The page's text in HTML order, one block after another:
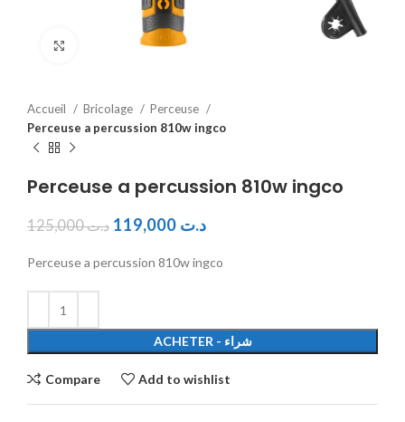
Click to enlarge
Accueil Bricolage
Perceuse
Perceuse a percussion 810w ingco
Perceuse a percussion 810w ingco
د.ت125,000 د.ت
Perceuse a percussion 810w ingco
ACHETER - شراء
Compare Add to wishlist